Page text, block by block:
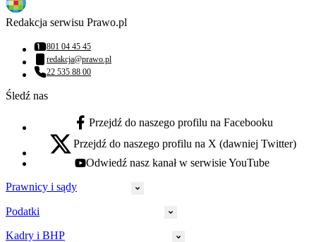
Redakcja serwisu Prawo.pl
Numer telefonu:
801 04 45 45
Adres email:
redakcja@prawo.pl
Numer telefonu:
22 535 88 00
Śledź nas
facebook - otwiera się w nowej karcie
Przejdź do naszego profilu na Facebooku
x - otwiera się w nowej karcie
Przejdź do naszego profilu na X (dawniej Twitter)
youtube - otwiera się w nowej karcie
Odwiedź nasz kanał w serwisie YouTube
Prawnicy i sądy
Prawnicy
Podatki
Kadry i BHP